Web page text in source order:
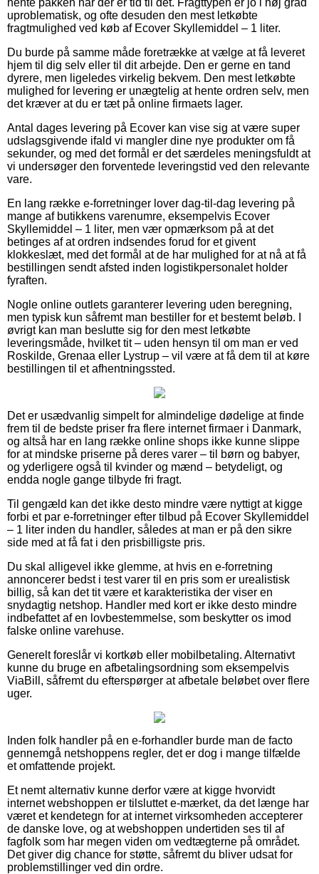
uproblematisk, og ofte desuden den mest letkøbte
fragtmulighed ved køb af Ecover Skyllemiddel – 1 liter.
Du burde på samme måde foretrække at vælge at få leveret
hjem til dig selv eller til dit arbejde. Den er gerne en tand
dyrere, men ligeledes virkelig bekvem. Den mest letkøbte
mulighed for levering er unægtelig at hente ordren selv, men
det kræver at du er tæt på online firmaets lager.
Antal dages levering på Ecover kan vise sig at være super
udslagsgivende ifald vi mangler dine nye produkter om få
sekunder, og med det formål er det særdeles meningsfuldt at
vi undersøger den forventede leveringstid ved den relevante
vare.
En lang række e-forretninger lover dag-til-dag levering på
mange af butikkens varenumre, eksempelvis Ecover
Skyllemiddel – 1 liter, men vær opmærksom på at det
betinges af at ordren indsendes forud for et givent
klokkeslæt, med det formål at de har mulighed for at nå at få
bestillingen sendt afsted inden logistikpersonalet holder
fyraften.
Nogle online outlets garanterer levering uden beregning,
men typisk kun såfremt man bestiller for et bestemt beløb. I
øvrigt kan man beslutte sig for den mest letkøbte
leveringsmåde, hvilket tit – uden hensyn til om man er ved
Roskilde, Grenaa eller Lystrup – vil være at få dem til at køre
bestillingen til et afhentningssted.
Det er usædvanlig simpelt for almindelige dødelige at finde
frem til de bedste priser fra flere internet firmaer i Danmark,
og altså har en lang række online shops ikke kunne slippe
for at mindske priserne på deres varer – til børn og babyer,
og yderligere også til kvinder og mænd – betydeligt, og
endda nogle gange tilbyde fri fragt.
Til gengæld kan det ikke desto mindre være nyttigt at kigge
forbi et par e-forretninger efter tilbud på Ecover Skyllemiddel
– 1 liter inden du handler, således at man er på den sikre
side med at få fat i den prisbilligste pris.
Du skal alligevel ikke glemme, at hvis en e-forretning
annoncerer bedst i test varer til en pris som er urealistisk
billig, så kan det tit være et karakteristika der viser en
snydagtig netshop. Handler med kort er ikke desto mindre
indbefattet af en lovbestemmelse, som beskytter os imod
falske online varehuse.
Generelt foreslår vi kortkøb eller mobilbetaling. Alternativt
kunne du bruge en afbetalingsordning som eksempelvis
ViaBill, såfremt du efterspørger at afbetale beløbet over flere
uger.
Inden folk handler på en e-forhandler burde man de facto
gennemgå netshoppens regler, det er dog i mange tilfælde
et omfattende projekt.
Et nemt alternativ kunne derfor være at kigge hvorvidt
internet webshoppen er tilsluttet e-mærket, da det længe har
været et kendetegn for at internet virksomheden accepterer
de danske love, og at webshoppen undertiden ses til af
fagfolk som har megen viden om vedtægterne på området.
Det giver dig chance for støtte, såfremt du bliver udsat for
problemstillinger ved din ordre.